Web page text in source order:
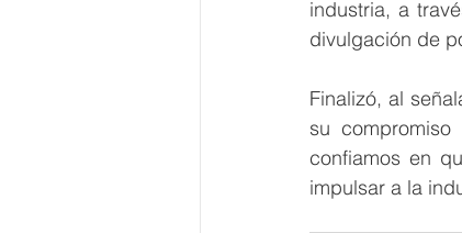
industria, a
divulgación de
Finalizó, al
su
confiamos en
impulsar a la